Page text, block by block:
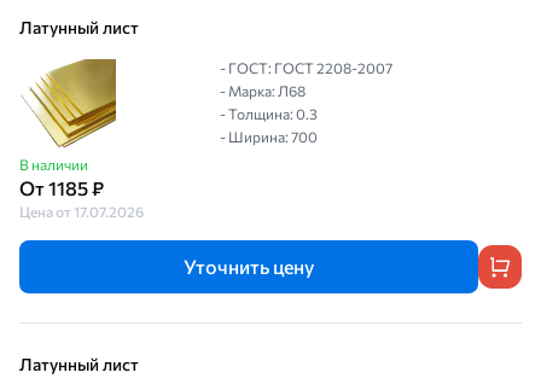
Латунный лист
В наличии
От 1185 ₽
Цена от 17.07.2026
- ГОСТ: ГОСТ 2208-2007
- Марка: Л68
- Толщина: 0.3
- Ширина: 700
Уточнить цену
Латунный лист